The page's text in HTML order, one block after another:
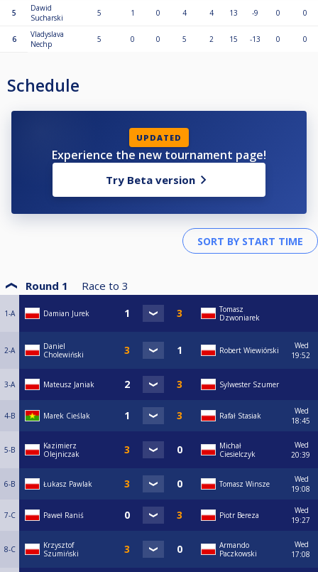
5
Dawid
Sucharski
5 1 0 4 4 13 -9 0 0
6
Vladyslava
Nechp
5 0 0 5 2 15 -13 0 0
Schedule
UPDATED
Experience the new tournament page!
Try Beta version
Round 1 Race to 3
1-A Damian Jurek
Tomasz
Dzwoniarek
2-A
Daniel
Cholewiński
Robert Wiewiórski
Wed
19:52
3-A Mateusz Janiak Sylwester Szumer
4-B Marek Cieślak Rafał Stasiak
Wed
18:45
5-B
Kazimierz
Olejniczak
Michał
Ciesielczyk
Wed
20:39
6-B Łukasz Pawlak Tomasz Winsze
Wed
19:08
7-C Paweł Raniś Piotr Bereza
Wed
19:27
8-C
Krzysztof
Szumiński
Armando
Paczkowski
Wed
17:08